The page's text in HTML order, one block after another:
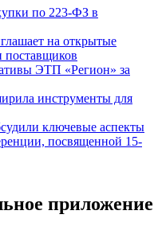
по 223-ФЗ в
на открытые
поставщиков
ЭТП «Регион» за
инструменты для
ключевые аспекты
посвященной 15-
приложение